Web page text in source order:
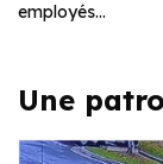
employés…
Une